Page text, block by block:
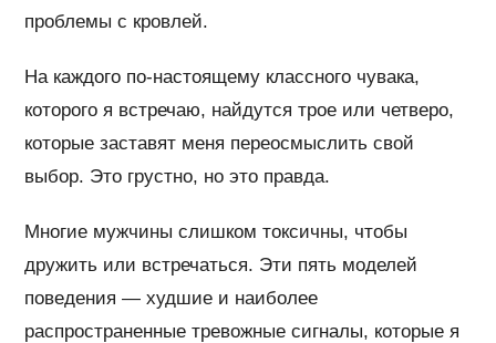
проблемы с кровлей.
На каждого по-настоящему классного чувака,
которого я встречаю, найдутся трое или четверо,
которые заставят меня переосмыслить свой
выбор. Это грустно, но это правда.
Многие мужчины слишком токсичны, чтобы
дружить или встречаться. Эти пять моделей
поведения — худшие и наиболее
распространенные тревожные сигналы, которые я